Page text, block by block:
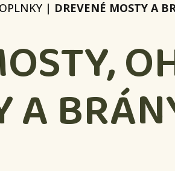
| DREVENÉ MOSTY A
A